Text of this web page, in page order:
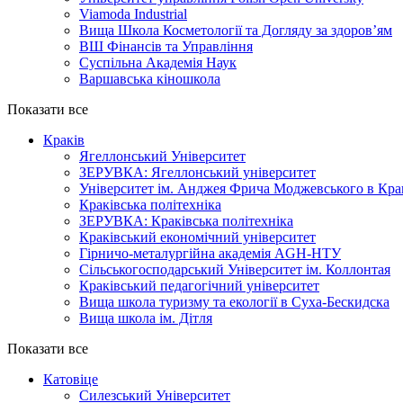
Viamoda Industrial
Вища Школа Косметології та Догляду за здоров’ям
ВШ Фінансів та Управління
Суспільна Академія Наук
Варшавська кіношкола
Показати все
Краків
Ягеллонський Університет
ЗЕРУВКА: Ягеллонський університет
Університет ім. Анджея Фрича Моджевського в
Краківська політехніка
ЗЕРУВКА: Краківська політехніка
Краківський економічний університет
Гірничо-металургійна академія AGH-НТУ
Cільськогосподарський Університет ім. Коллонтая
Краківський педагогічний університет
Вища школа туризму та екології в Суха-Бескидска
Вища школа ім. Дітля
Показати все
Катовіце
Силезський Університет